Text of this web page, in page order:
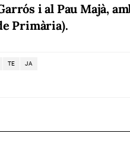
i al Pau Majà,
Primària).
TE JA